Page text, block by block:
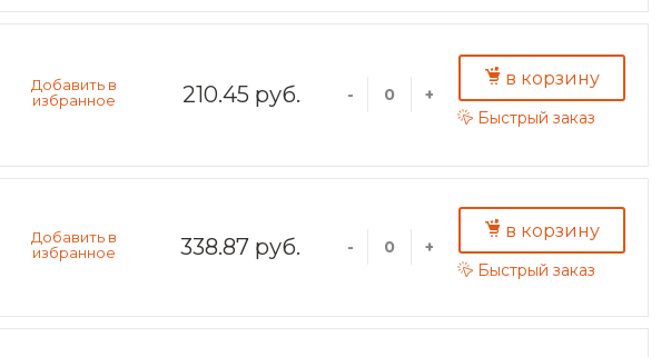
210.45 руб. - +
в корзину
Быстрый заказ
338.87 руб. - +
в корзину
Быстрый заказ